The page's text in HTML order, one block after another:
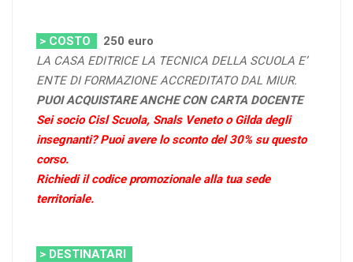
> COSTO 250 euro
LA CASA EDITRICE LA TECNICA DELLA SCUOLA E’
ENTE DI FORMAZIONE ACCREDITATO DAL MIUR.
PUOI ACQUISTARE ANCHE CON CARTA DOCENTE
Sei socio Cisl Scuola, Snals Veneto o Gilda degli
insegnanti? Puoi avere lo sconto del 30% su questo
corso.
Richiedi il codice promozionale alla tua sede
territoriale.
> DESTINATARI